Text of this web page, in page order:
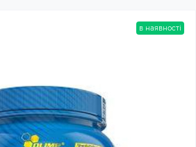
в наявності